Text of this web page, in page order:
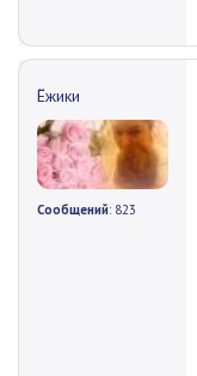
Ёжики
Сообщений: 823